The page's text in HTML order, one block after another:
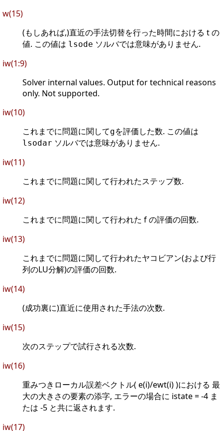
w(15)
(もしあれば,)直近の手法切替を行った時間における t の
値. この値は lsode ソルバでは意味がありません.
iw(1:9)
Solver internal values. Output for technical reasons
only. Not supported.
iw(10)
これまでに問題に関してgを評価した数. この値は
lsodar ソルバでは意味がありません.
iw(11)
これまでに問題に関して行われたステップ数.
iw(12)
これまでに問題に関して行われた f の評価の回数.
iw(13)
これまでに問題に関して行われたヤコビアン(および行
列のLU分解)の評価の回数.
iw(14)
(成功裏に)直近に使用された手法の次数.
iw(15)
次のステップで試行される次数.
iw(16)
重みつきローカル誤差ベクトル( e(i)/ewt(i) )における 最
大の大きさの要素の添字, エラーの場合に istate = -4 ま
たは -5 と共に返されます.
iw(17)